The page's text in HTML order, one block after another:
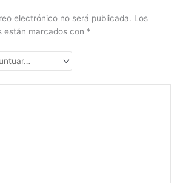
electrónico no será publicada. Los
están marcados con *